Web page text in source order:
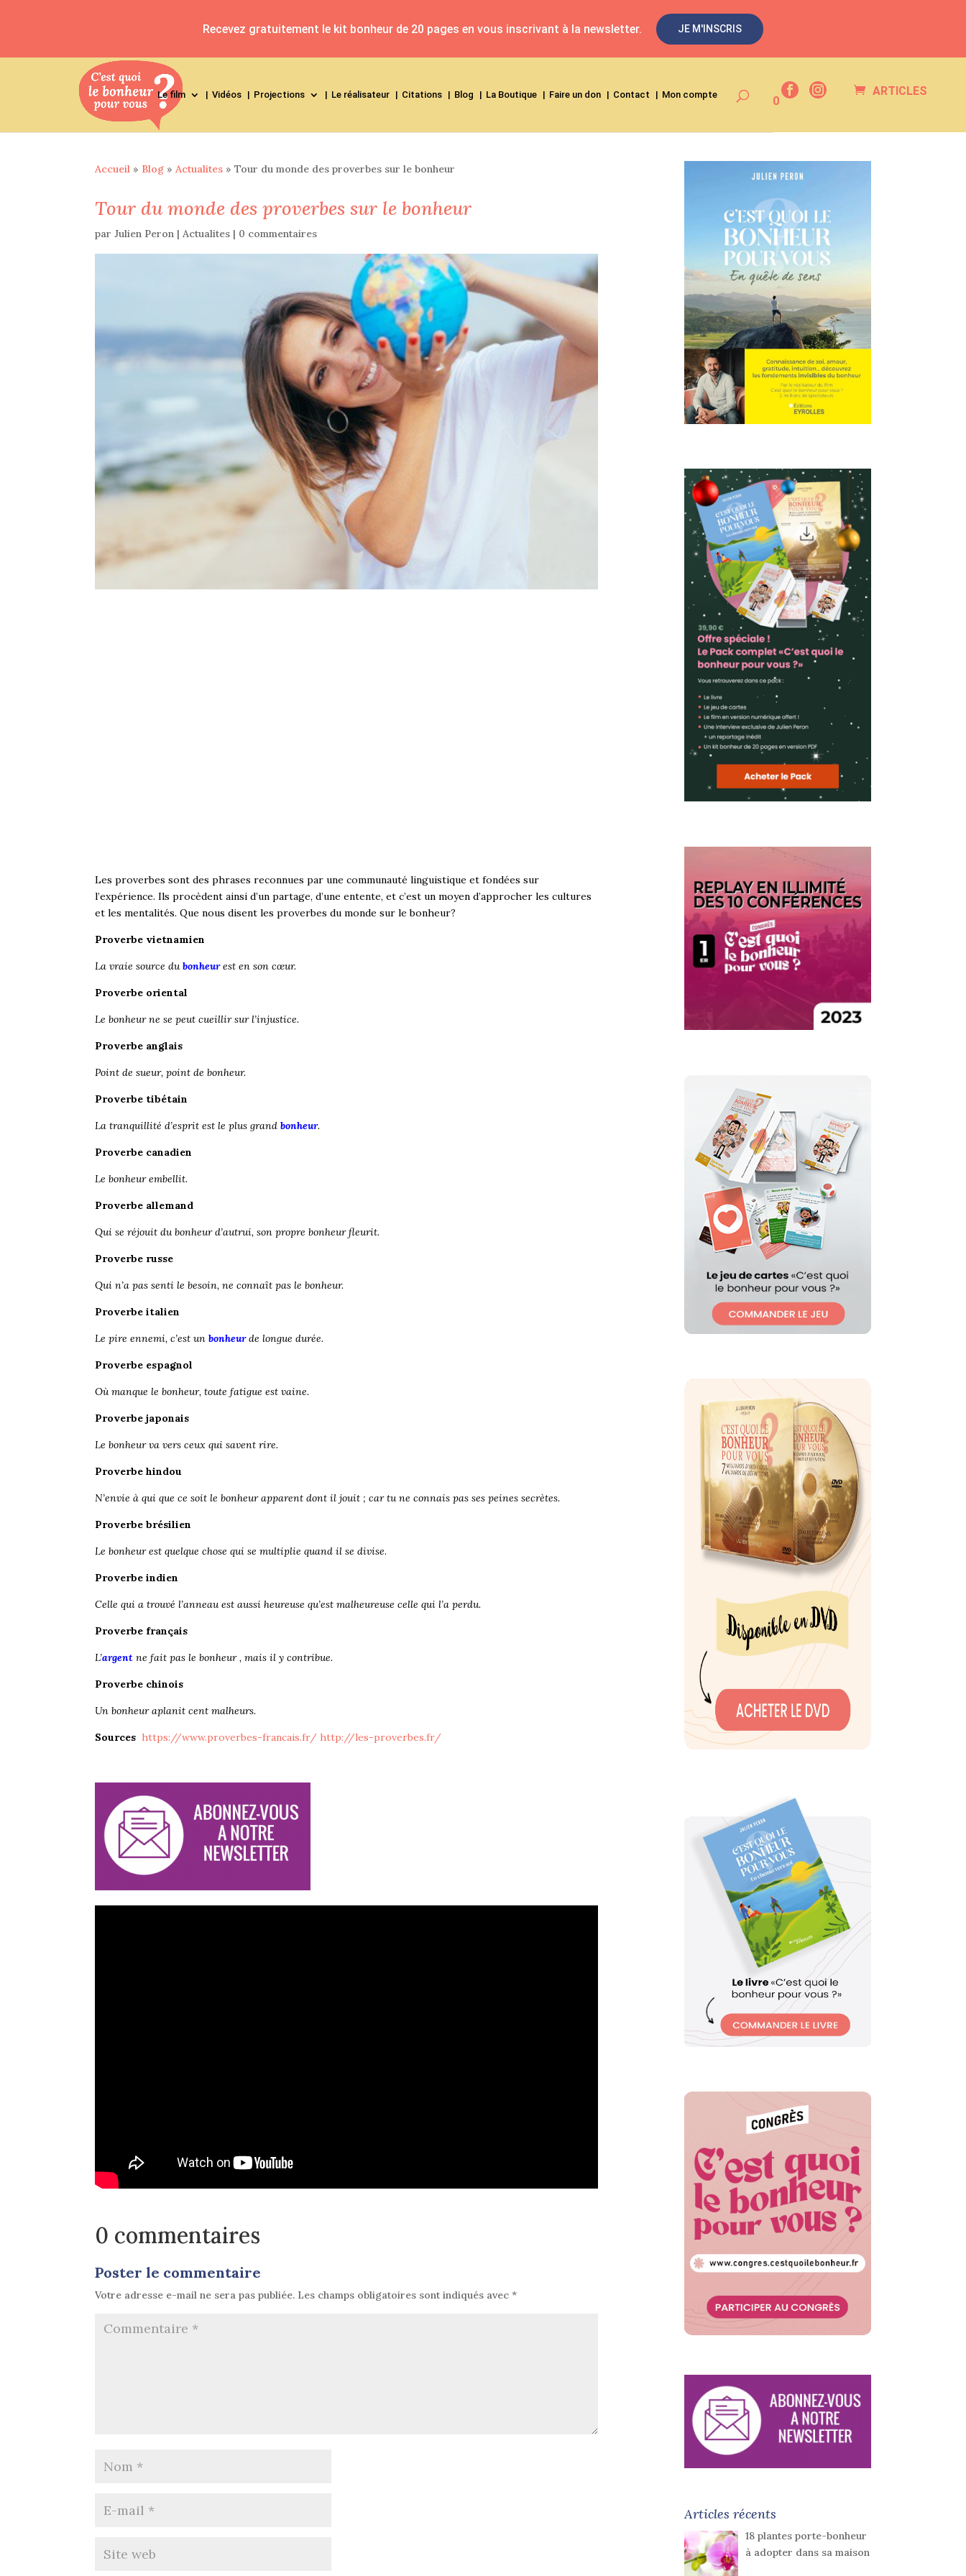
ARTICLES
0
Le film Vidéos Projections Le réalisateur Citations Blog La Boutique Faire un don Contact Mon compte
Accueil » Blog » Actualites » Tour du monde des proverbes sur le bonheur
Tour du monde des proverbes sur le bonheur
par Julien Peron | Actualites | 0 commentaires
Les proverbes sont des phrases reconnues par une communauté linguistique et fondées sur
l’expérience. Ils procèdent ainsi d’un partage, d’une entente, et c’est un moyen d’approcher les cultures
et les mentalités. Que nous disent les proverbes du monde sur le bonheur?
Proverbe vietnamien
La vraie source dubonheur est en son cœur.
Proverbe oriental
Le bonheur ne se peut cueillir sur l’injustice.
Proverbe anglais
Point de sueur, point de bonheur.
Proverbe tibétain
La tranquillité d’esprit est le plus grand bonheur.
Proverbe canadien
Le bonheur embellit.
Proverbe allemand
Qui se réjouit du bonheur d’autrui, son propre bonheur fleurit.
Proverbe russe
Qui n’a pas senti le besoin, ne connaît pas le bonheur.
Proverbe italien
Le pire ennemi, c’est un bonheurde longue durée.
Proverbe espagnol
Où manque le bonheur, toute fatigue est vaine.
Proverbe japonais
Le bonheur va vers ceux qui savent rire.
Proverbe hindou
N’envie à qui que ce soit le bonheur apparent dont il jouit ; car tu ne connais pas ses peines secrètes.
Proverbe brésilien
Le bonheur est quelque chose qui se multiplie quand il se divise.
Proverbe indien
Celle qui a trouvé l’anneau est aussi heureuse qu’est malheureuse celle qui l’a perdu.
Proverbe français
L’argent ne fait pas le bonheur , mais il y contribue.
Proverbe chinois
Un bonheur aplanit cent malheurs.
Sources https://www.proverbes-francais.fr/ http://les-proverbes.fr/
0 commentaires
Poster le commentaire
Votre adresse e-mail ne sera pas publiée. Les champs obligatoires sont indiqués avec *
Articles récents
18 plantes porte-bonheur
à adopter dans sa maison
Recevez gratuitement le kit bonheur de 20 pages en vous inscrivant à la newsletter. JE M'INSCRIS